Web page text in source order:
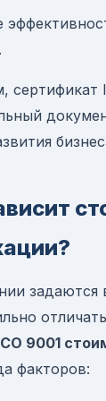
сертификат
задаются
9001
факторов: